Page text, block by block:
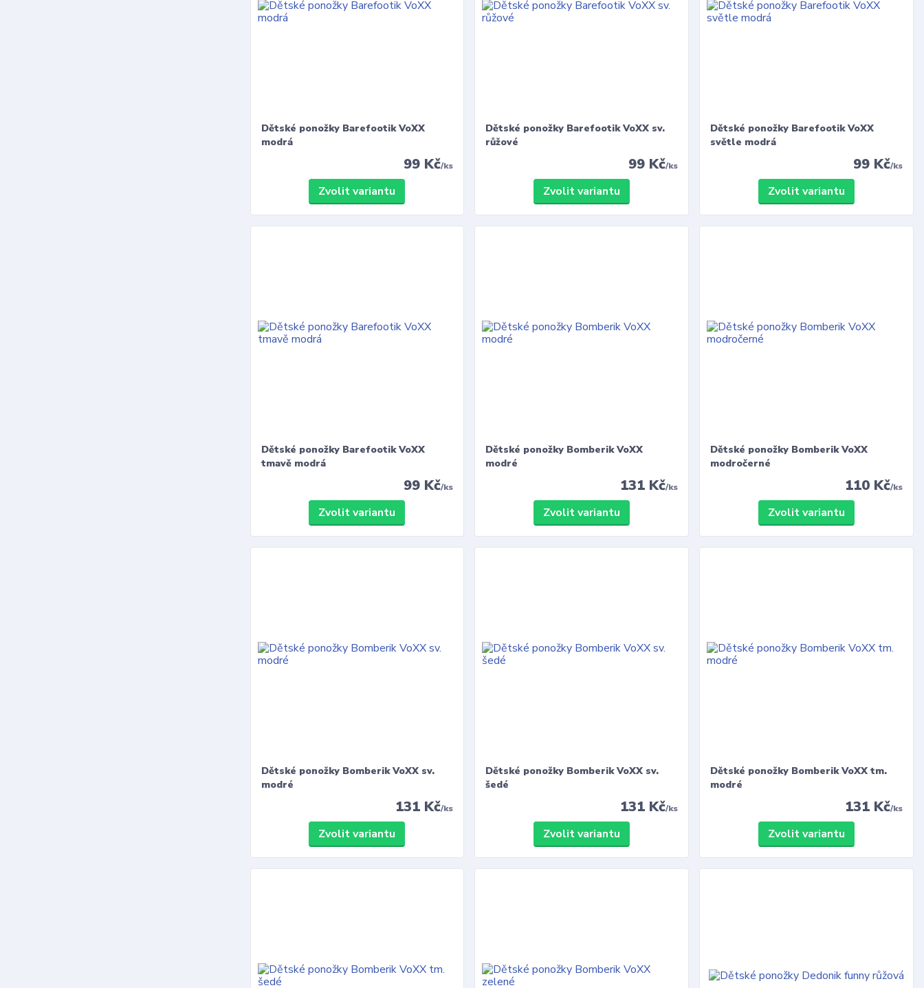
Dětské ponožky Barefootik VoXX
modrá
99 Kč/ks
Zvolit variantu
Dětské ponožky Barefootik VoXX sv.
růžové
99 Kč/ks
Zvolit variantu
Dětské ponožky Barefootik VoXX
světle modrá
99 Kč/ks
Zvolit variantu
Dětské ponožky Barefootik VoXX
tmavě modrá
99 Kč/ks
Zvolit variantu
Dětské ponožky Bomberik VoXX
modré
131 Kč/ks
Zvolit variantu
Dětské ponožky Bomberik VoXX
modročerné
110 Kč/ks
Zvolit variantu
Dětské ponožky Bomberik VoXX sv.
modré
131 Kč/ks
Zvolit variantu
Dětské ponožky Bomberik VoXX sv.
šedé
131 Kč/ks
Zvolit variantu
Dětské ponožky Bomberik VoXX tm.
modré
131 Kč/ks
Zvolit variantu